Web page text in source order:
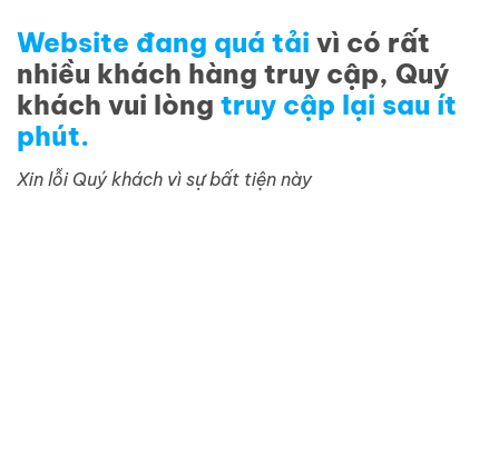
Website đang quá tải vì có rất
nhiều khách hàng truy cập, Quý
khách vui lòng truy cập lại sau ít
phút.
Xin lỗi Quý khách vì sự bất tiện này